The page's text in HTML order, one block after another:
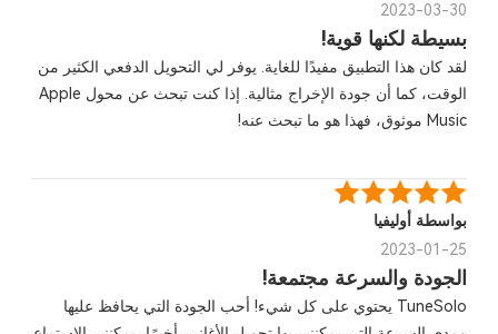
2023-03-30
بسيطة لكنها قوية!
لقد كان هذا التطبيق مفيدًا للغاية. يوفر لي التحويل الدفعي الكثير من
الوقت، كما أن جودة الإخراج مثالية. إذا كنت تبحث عن محول Apple
Music موثوق، فهذا هو ما تبحث عنه!
بواسطة أوليفيا
2023-01-25
الجودة والسرعة مجتمعة!
TuneSolo يحتوي على كل شيء! أحب الجودة التي يحافظ عليها